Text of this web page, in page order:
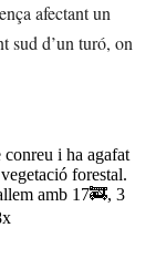
afectant un
sud d’un turó, on
i ha agafat
forestal.
amb 17🚒, 3